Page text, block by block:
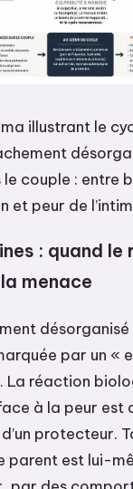
illustrant le
le couple : entre
et peur de
: quand le
menace
par un «
La réaction
à la peur est
protecteur.
parent est lui-